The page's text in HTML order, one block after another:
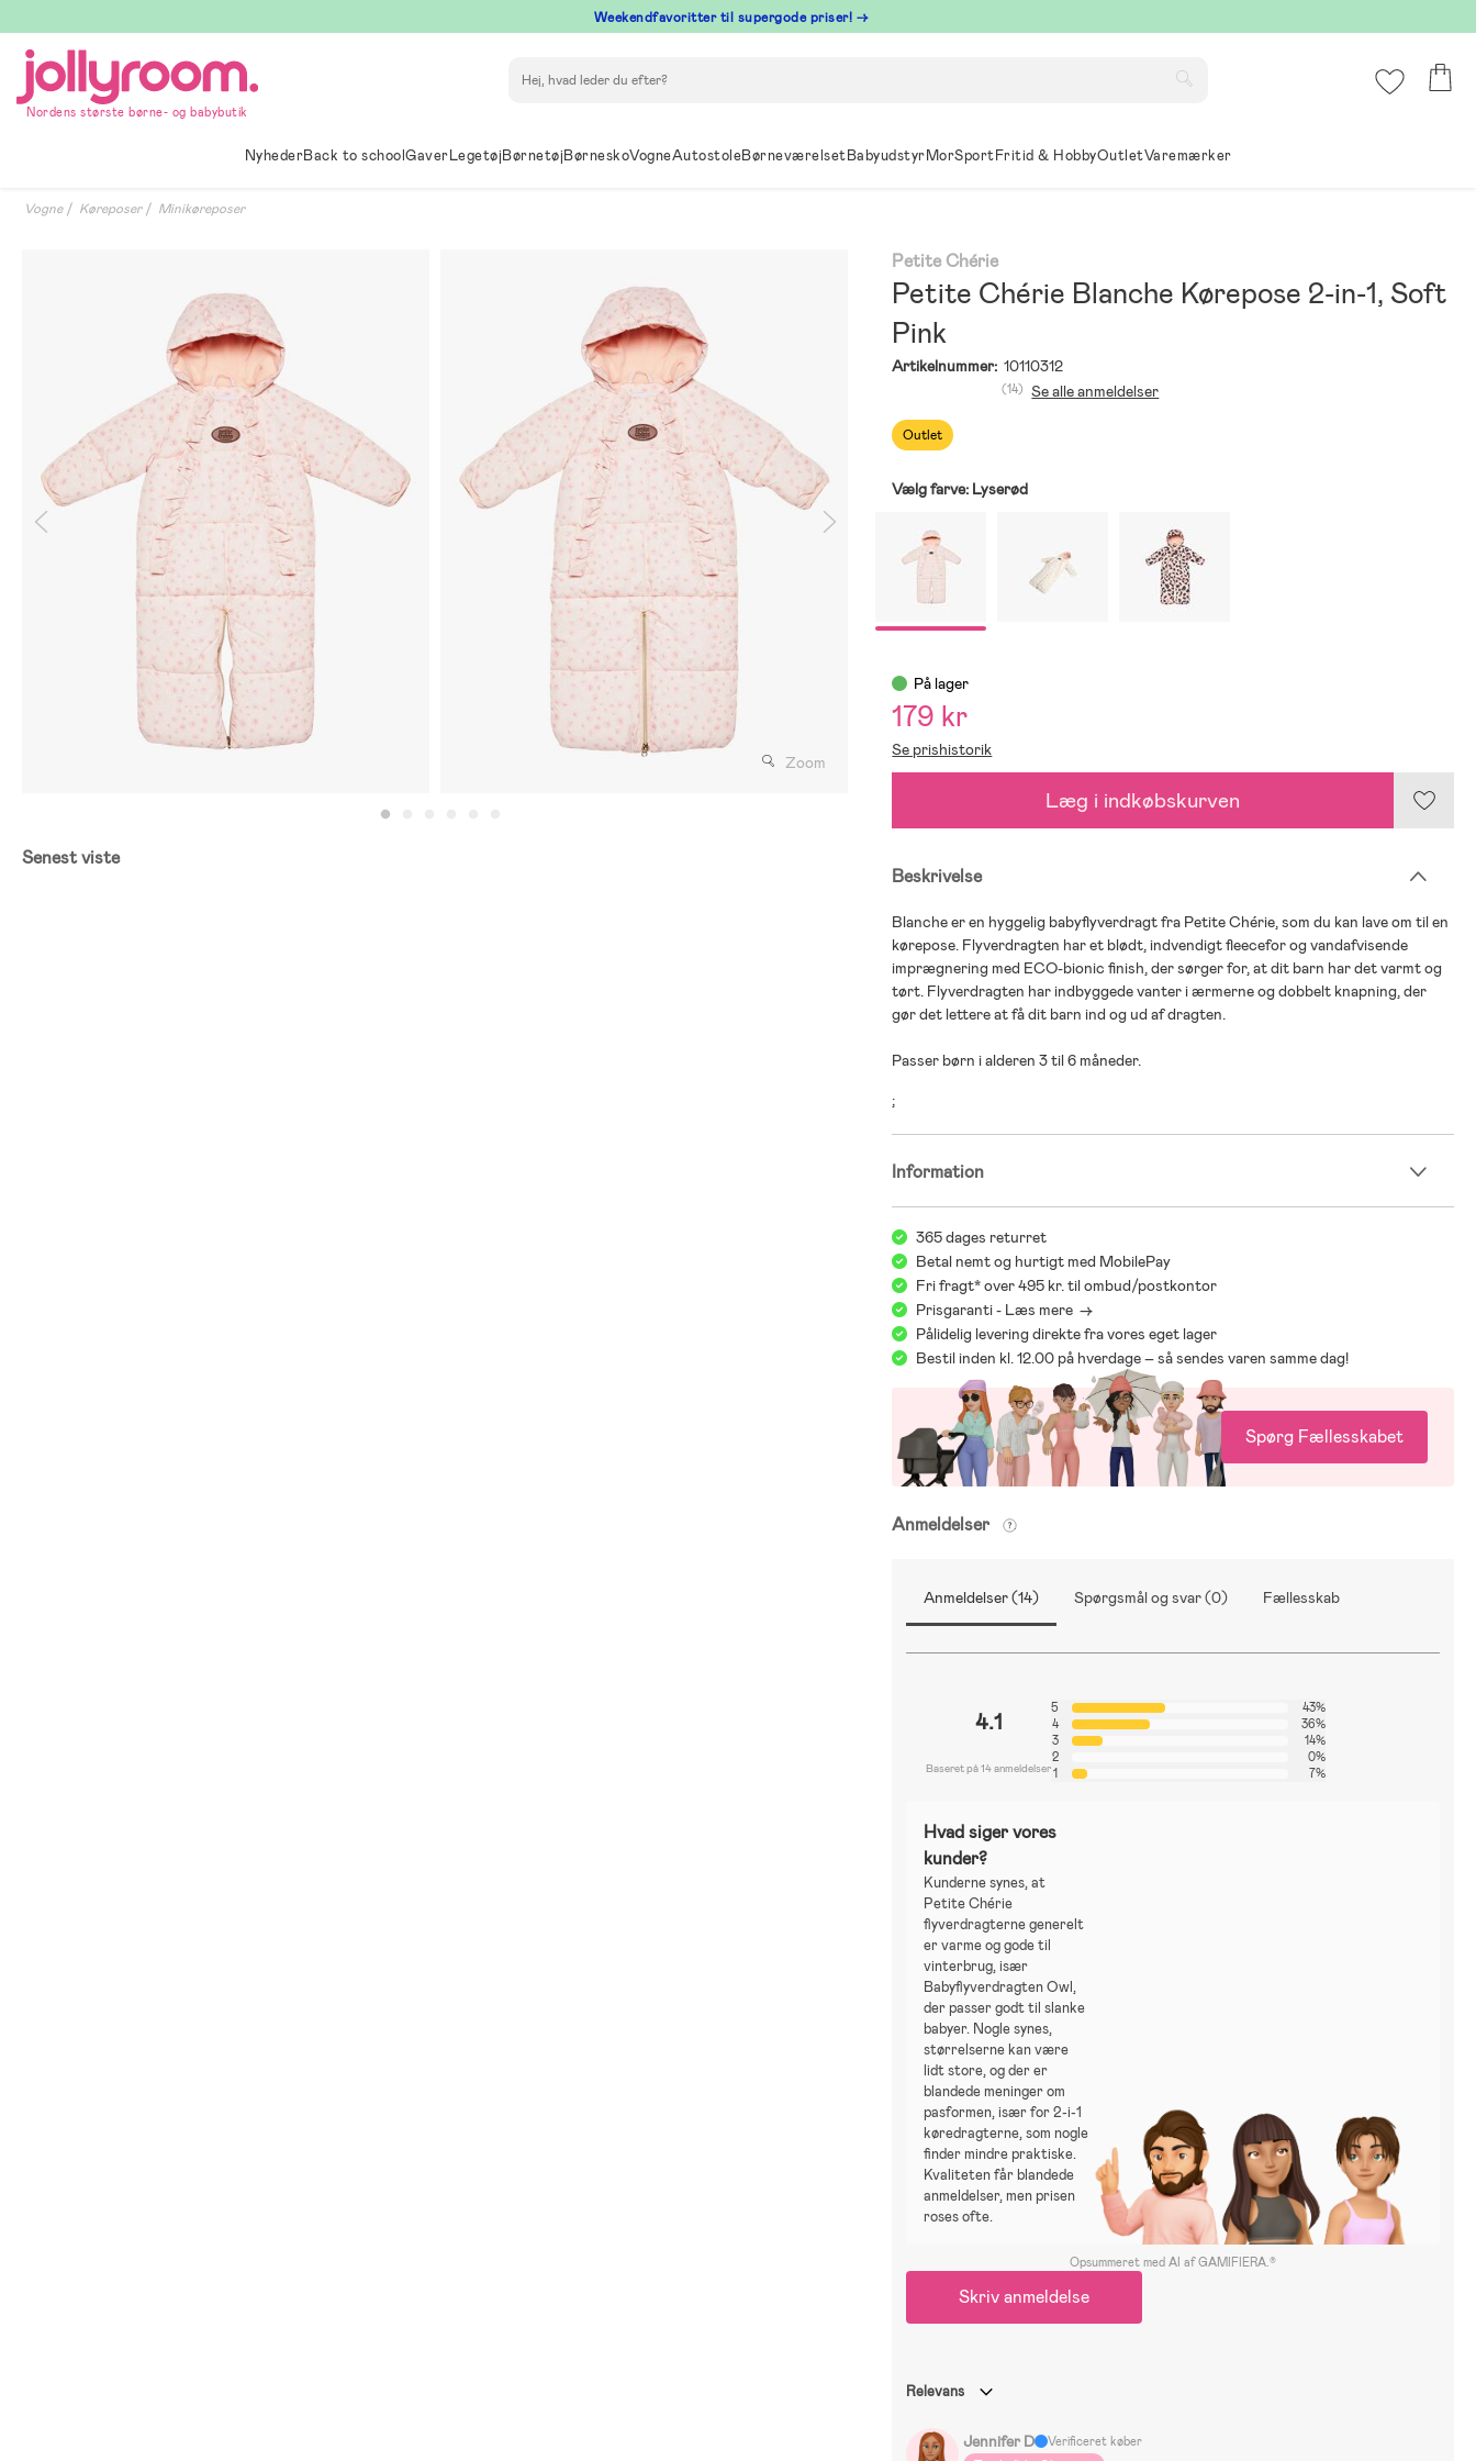
till
innehållet
⁠ Weekendfavoritter til supergode priser! →
Nordens største børne- og babybutik
NyhederBack to schoolGaverLegetøjBørnetøjBørneskoVogneAutostoleBørneværelsetBabyudstyrMorSportFritid & HobbyOutletVaremærker
Vogne Køreposer Minikøreposer
Zoom
Senest viste
Petite Chérie
Petite Chérie Blanche Kørepose 2-in-1, Soft
Pink
Artikelnummer: 10110312
Outlet
(14) Se alle anmeldelser
Vælg farve: Lyserød
På lager
179 kr
Se prishistorik
Læg i indkøbskurven
Beskrivelse
Blanche er en hyggelig babyflyverdragt fra Petite Chérie, som du kan lave om til en
kørepose. Flyverdragten har et blødt, indvendigt fleecefor og vandafvisende
imprægnering med ECO-bionic finish, der sørger for, at dit barn har det varmt og
tørt. Flyverdragten har indbyggede vanter i ærmerne og dobbelt knapning, der
gør det lettere at få dit barn ind og ud af dragten.
Passer børn i alderen 3 til 6 måneder.
;
Information
365 dages returret
Betal nemt og hurtigt med MobilePay
Fri fragt* over 495 kr. til ombud/postkontor
Prisgaranti - Læs mere ->
Pålidelig levering direkte fra vores eget lager
Bestil inden kl. 12.00 på hverdage – så sendes varen samme dag!
Spørg Fællesskabet
Anmeldelser
Anmeldelser (14) Spørgsmål og svar (0) Fællesskab
4.1
Baseret på 14 anmeldelser
5
43%
4
36%
3
14%
2
0%
1
7%
Hvad siger vores
kunder?
Kunderne synes, at
Petite Chérie
flyverdragterne generelt
er varme og gode til
vinterbrug, især
Babyflyverdragten Owl,
der passer godt til slanke
babyer. Nogle synes,
størrelserne kan være
lidt store, og der er
blandede meninger om
pasformen, især for 2-i-1
køredragterne, som nogle
finder mindre praktiske.
Kvaliteten får blandede
anmeldelser, men prisen
roses ofte.
Opsummeret med AI af GAMIFIERA.®
Skriv anmeldelse
Relevans
Jennifer D
Verificeret køber